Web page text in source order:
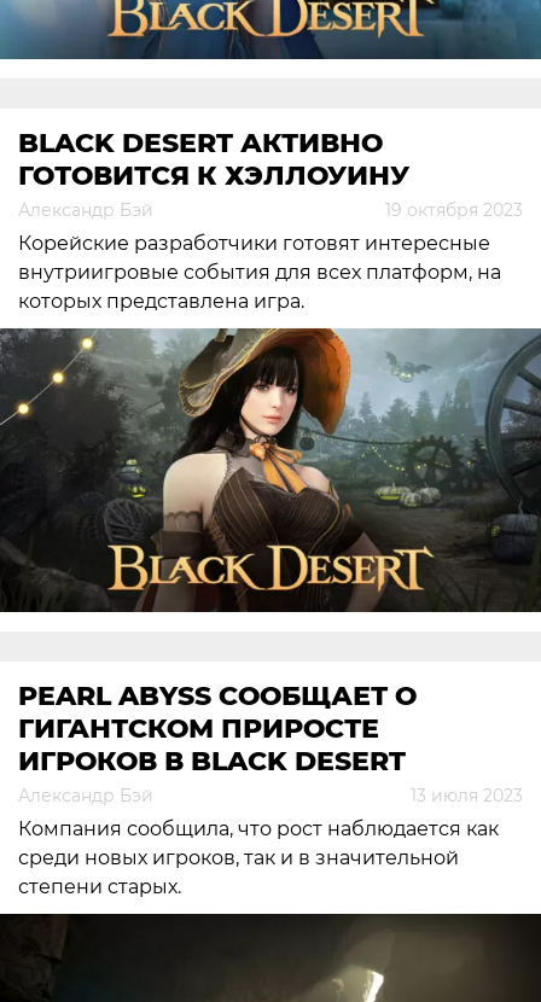
BLACK DESERT АКТИВНО
ГОТОВИТСЯ К ХЭЛЛОУИНУ
Александр Бэй 19 октября 2023
Корейские разработчики готовят интересные
внутриигровые события для всех платформ, на
которых представлена игра.
PEARL ABYSS СООБЩАЕТ О
ГИГАНТСКОМ ПРИРОСТЕ
ИГРОКОВ В BLACK DESERT
Александр Бэй 13 июля 2023
Компания сообщила, что рост наблюдается как
среди новых игроков, так и в значительной
степени старых.